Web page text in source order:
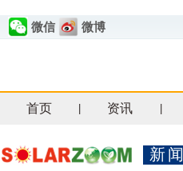
微信 微博
首页 资讯
新闻